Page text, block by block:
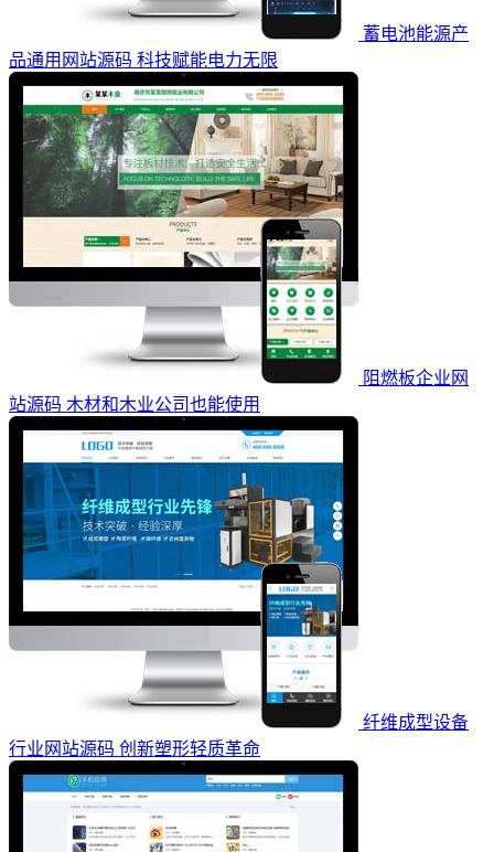
蓄电池能源产
品通用网站源码 科技赋能电力无限
阻燃板企业网
站源码 木材和木业公司也能使用
纤维成型设备
行业网站源码 创新塑形轻质革命